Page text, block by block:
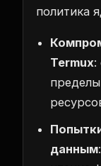
политика
Termux:
данным